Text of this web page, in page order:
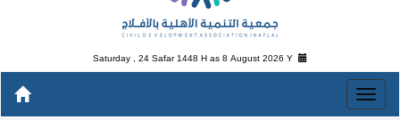
Saturday , 24 Safar 1448 H as8 August 2026 Y